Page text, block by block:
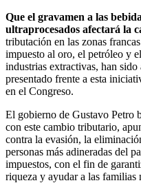
Que el gravamen a las
ultraprocesados afectará la
tributación en las zonas
impuesto al oro, el petróleo y
industrias extractivas, han sido
presentado frente a esta
en el Congreso.
El gobierno de Gustavo Petro
con este cambio tributario,
contra la evasión, la
personas más adineradas del
impuestos, con el fin de
riqueza y ayudar a las familias